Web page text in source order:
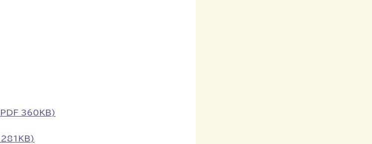
(PDF 360KB)
281KB)